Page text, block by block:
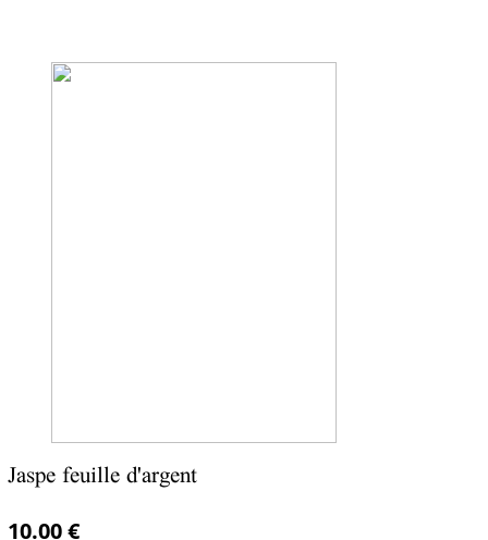
Jaspe feuille d'argent
10.00 €